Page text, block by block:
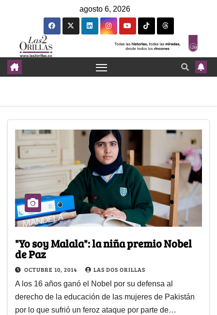
agosto 6, 2026
"Yo soy Malala": la niña premio Nobel
de Paz
OCTUBRE 10, 2014 LAS DOS ORILLAS
A los 16 años ganó el Nobel por su defensa al
derecho de la educación de las mujeres de Pakistán
por lo que sufrió un feroz ataque por parte de…